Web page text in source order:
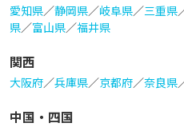
愛知県／静岡県／岐阜県／三重県
県／富山県／福井県
関西
大阪府／兵庫県／京都府／奈良県
中国・四国